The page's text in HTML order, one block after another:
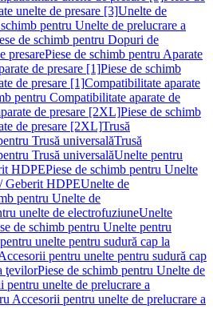
unelte de presare [3]Unelte de
pentru Unelte de prelucrare a
de schimb pentru Dopuri de
presarePiese de schimb pentru Aparate
de presare [1]Piese de schimb
de presare [1]Compatibilitate aparate
pentru Compatibilitate aparate de
de presare [2XL]Piese de schimb
de presare [2XL]Trusă
Trusă universalăTrusă
Trusă universalăUnelte pentru
HDPEPiese de schimb pentru Unelte
Geberit HDPEUnelte de
pentru Unelte de
unelte de electrofuziuneUnelte
de schimb pentru Unelte pentru
unelte pentru sudură cap la
pentru unelte pentru sudură cap
ţevilorPiese de schimb pentru Unelte de
pentru unelte de prelucrare a
Accesorii pentru unelte de prelucrare a